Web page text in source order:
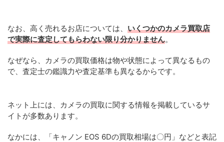
なお、高く売れるお店については、 いくつかのカメラ買取店
で実際に査定してもらわない限り分かりません。
なぜなら、カメラの買取価格は物や状態によって異なるもの
で、査定士の鑑識力や査定基準も異なるからです。
ネット上には、カメラの買取に関する情報を掲載しているサ
イトが多数あります。
なかには、「キャノン EOS 6Dの買取相場は〇円」などと表記